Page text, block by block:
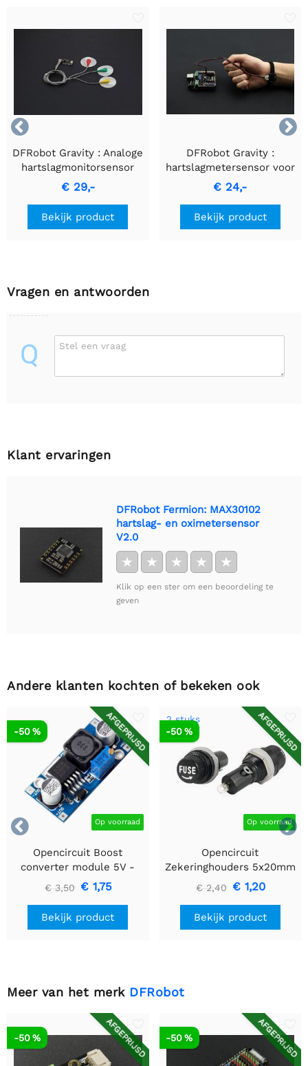


DFRobot Gravity : Analoge
hartslagmonitorsensor
(ECG) voor Arduino
€ 29,-
Bekijk product
DFRobot Gravity :
hartslagmetersensor voor
Arduino
€ 24,-
Bekijk product
Vragen en antwoorden
Q Stel een vraag
Klant ervaringen
DFRobot Fermion: MAX30102
hartslag- en oximetersensor
V2.0
★ ★ ★ ★ ★
Klik op een ster om een beoordeling te
geven
Andere klanten kochten of bekeken ook


AFGEPRIJSD
Op voorraad
-50 %
Opencircuit Boost
converter module 5V -
35V XL6009
€ 3,50 € 1,75
Bekijk product
AFGEPRIJSD
2 stuks
Op voorraad
-50 %
Opencircuit
Zekeringhouders 5x20mm
Paneel montage - 2 stuks
€ 2,40 € 1,20
Bekijk product
Meer van het merk DFRobot
AFGEPRIJSD
-50 % AFGEPRIJSD
-50 %